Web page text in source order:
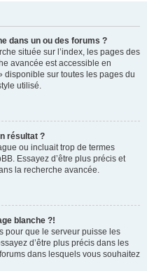
dans un ou des forums ?
située sur l’index, les pages des
avancée est accessible en
disponible sur toutes les pages du
utilisé.
résultat ?
ou incluait trop de termes
Essayez d’être plus précis et
la recherche avancée.
blanche ?!
pour que le serveur puisse les
d’être plus précis dans les
dans lesquels vous souhaitez